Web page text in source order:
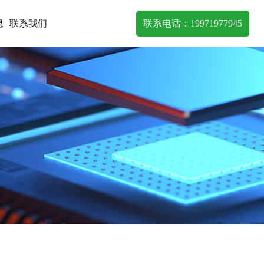
联系我们 联系电话：19971977945